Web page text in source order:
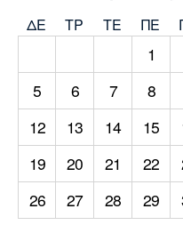
ΔΕ ΤΡ TΕ ΠΕ
1
5
6 7 8
12
13 14 15
19
20 21 22
26
27 28 29